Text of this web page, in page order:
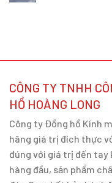
CÔNG TY TNHH
HỒ HOÀNG LONG
Công ty Đồng hồ Kính
hãng giá trị đích thực
đúng với giá trị đến tay
hàng đầu, sản phẩm